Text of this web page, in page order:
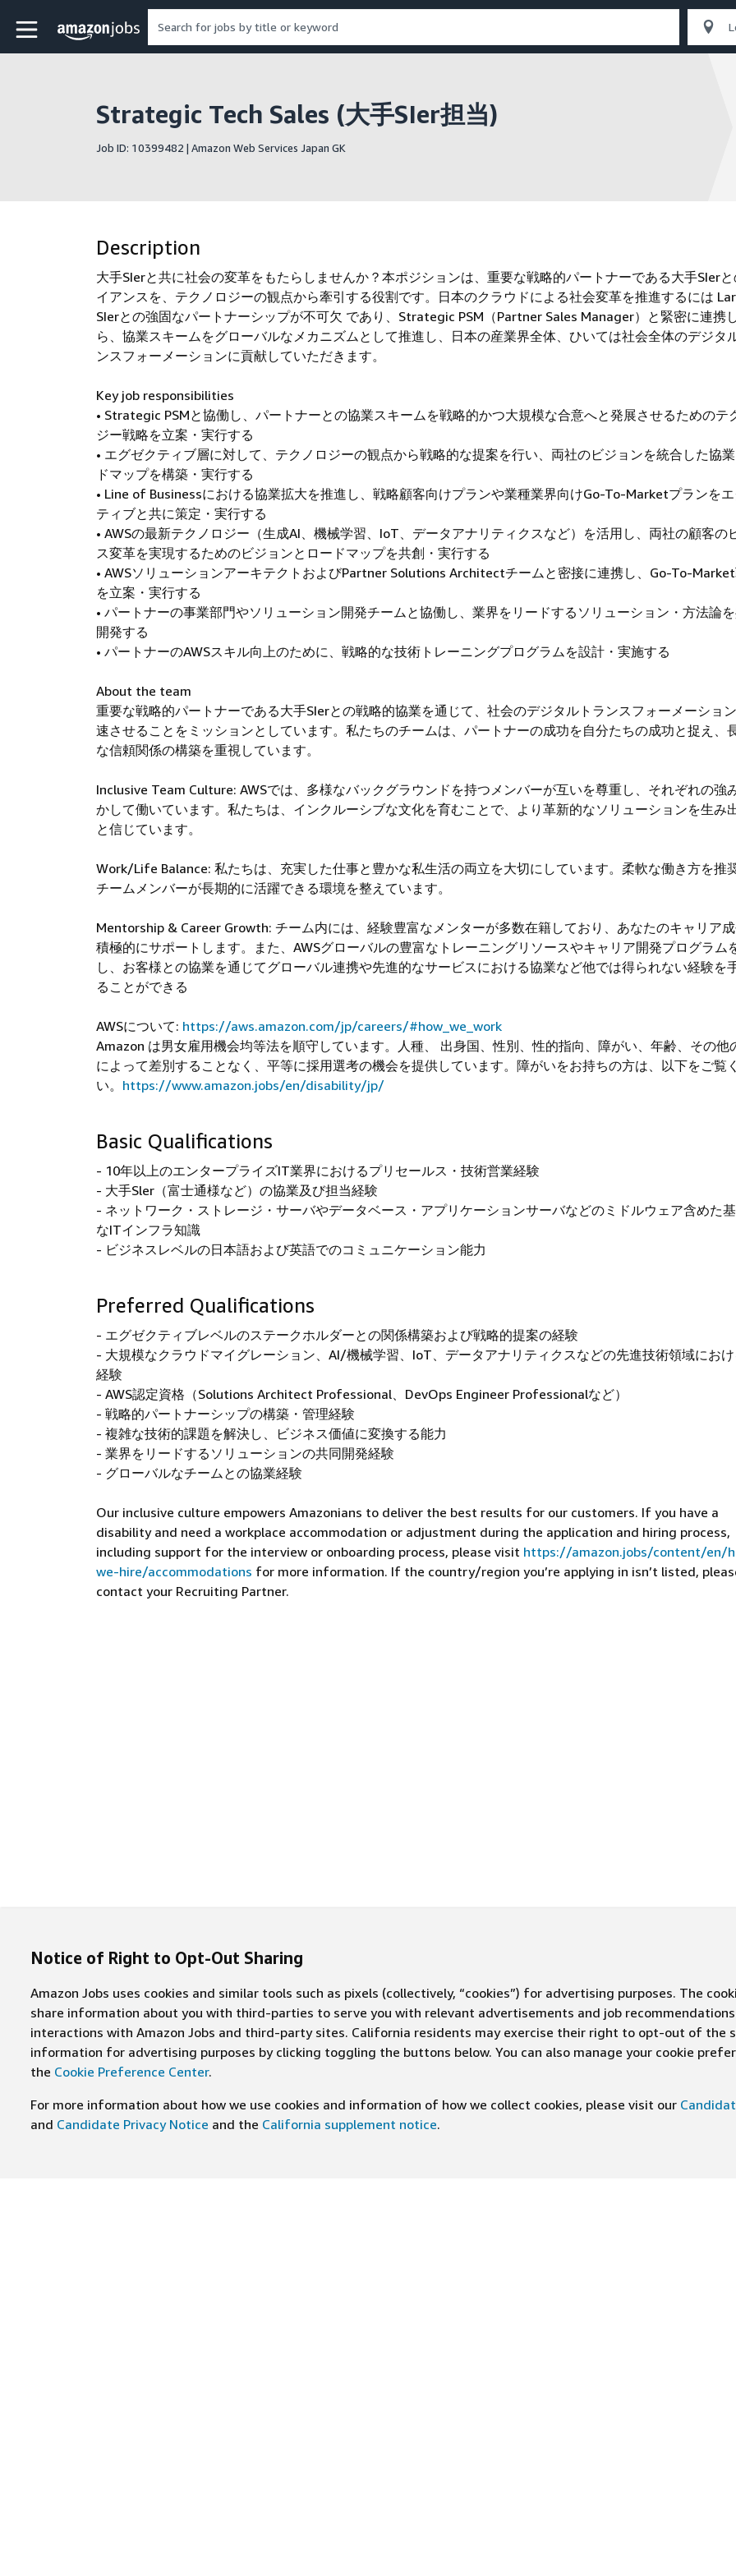
Skip to main content
Amazon Jobs home page
Strategic Tech Sales (大手SIer担当)
Job ID: 10399482 | Amazon Web Services Japan GK
Description
大手SIerと共に社会の変革をもたらしませんか？本ポジションは、重要な戦略的パートナーである大手SIerと
イアンスを、テクノロジーの観点から牽引する役割です。日本のクラウドによる社会変革を推進するには
SIerとの強固なパートナーシップが不可欠 であり、Strategic PSM（Partner Sales Manager）と緊密に連携
ら、協業スキームをグローバルなメカニズムとして推進し、日本の産業界全体、ひいては社会全体のデジタ
ンスフォーメーションに貢献していただきます。
Key job responsibilities
• Strategic PSMと協働し、パートナーとの協業スキームを戦略的かつ大規模な合意へと発展させるためのテ
ジー戦略を立案・実行する
• エグゼクティブ層に対して、テクノロジーの観点から戦略的な提案を行い、両社のビジョンを統合した協
ドマップを構築・実行する
• Line of Businessにおける協業拡大を推進し、戦略顧客向けプランや業種業界向けGo-To-Marketプランを
ティブと共に策定・実行する
• AWSの最新テクノロジー（生成AI、機械学習、IoT、データアナリティクスなど）を活用し、両社の顧客の
ス変革を実現するためのビジョンとロードマップを共創・実行する
• AWSソリューションアーキテクトおよびPartner Solutions Architectチームと密接に連携し、Go-To-
を立案・実行する
• パートナーの事業部門やソリューション開発チームと協働し、業界をリードするソリューション・方法論
開発する
• パートナーのAWSスキル向上のために、戦略的な技術トレーニングプログラムを設計・実施する
About the team
重要な戦略的パートナーである大手SIerとの戦略的協業を通じて、社会のデジタルトランスフォーメーショ
速させることをミッションとしています。私たちのチームは、パートナーの成功を自分たちの成功と捉え、
な信頼関係の構築を重視しています。
Inclusive Team Culture: AWSでは、多様なバックグラウンドを持つメンバーが互いを尊重し、それぞれの強
かして働いています。私たちは、インクルーシブな文化を育むことで、より革新的なソリューションを生み
と信じています。
Work/Life Balance: 私たちは、充実した仕事と豊かな私生活の両立を大切にしています。柔軟な働き方を推奨
チームメンバーが長期的に活躍できる環境を整えています。
Mentorship & Career Growth: チーム内には、経験豊富なメンターが多数在籍しており、あなたのキャリア
積極的にサポートします。また、AWSグローバルの豊富なトレーニングリソースやキャリア開発プログラム
し、お客様との協業を通じてグローバル連携や先進的なサービスにおける協業など他では得られない経験を
ることができる
AWSについて: https://aws.amazon.com/jp/careers/#how_we_work
Amazon は男女雇用機会均等法を順守しています。人種、 出身国、性別、性的指向、障がい、年齢、その他
によって差別することなく、平等に採用選考の機会を提供しています。障がいをお持ちの方は、以下をご覧
い。 https://www.amazon.jobs/en/disability/jp/
Basic Qualifications
- 10年以上のエンタープライズIT業界におけるプリセールス・技術営業経験
- 大手Sler（富士通様など）の協業及び担当経験
- ネットワーク・ストレージ・サーバやデータベース・アプリケーションサーバなどのミドルウェア含めた
なITインフラ知識
- ビジネスレベルの日本語および英語でのコミュニケーション能力
Preferred Qualifications
- エグゼクティブレベルのステークホルダーとの関係構築および戦略的提案の経験
- 大規模なクラウドマイグレーション、AI/機械学習、IoT、データアナリティクスなどの先進技術領域にお
経験
- AWS認定資格（Solutions Architect Professional、DevOps Engineer Professionalなど）
- 戦略的パートナーシップの構築・管理経験
- 複雑な技術的課題を解決し、ビジネス価値に変換する能力
- 業界をリードするソリューションの共同開発経験
- グローバルなチームとの協業経験
Our inclusive culture empowers Amazonians to deliver the best results for our customers. If you have a
disability and need a workplace accommodation or adjustment during the application and hiring process,
including support for the interview or onboarding process, please visit https://amazon.jobs/content/en/
we-hire/accommodations for more information. If the country/region you’re applying in isn’t listed,
contact your Recruiting Partner.
Notice of Right to Opt-Out Sharing
Amazon Jobs uses cookies and similar tools such as pixels (collectively, “cookies”) for advertising purposes. The
share information about you with third-parties to serve you with relevant advertisements and job recommendations
interactions with Amazon Jobs and third-party sites. California residents may exercise their right to opt-out of the
information for advertising purposes by clicking toggling the buttons below. You can also manage your cookie
the Cookie Preference Center.
For more information about how we use cookies and information of how we collect cookies, please visit our
and Candidate Privacy Notice and the California supplement notice.